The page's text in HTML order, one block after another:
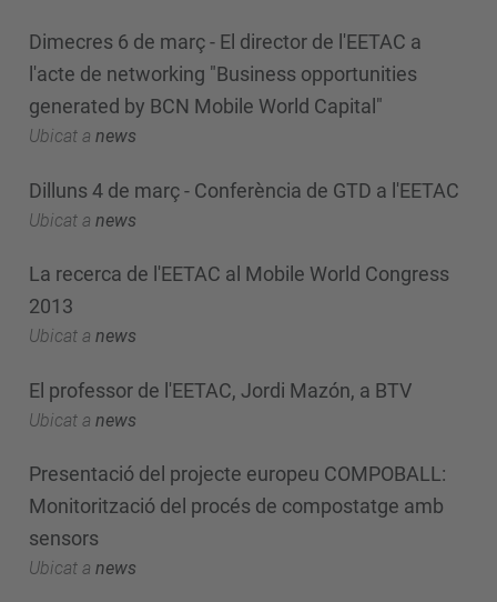
Dimecres 6 de març - El director de l'EETAC a
l'acte de networking "Business opportunities
generated by BCN Mobile World Capital"
Ubicat a news
Dilluns 4 de març - Conferència de GTD a l'EETAC
Ubicat a news
La recerca de l'EETAC al Mobile World Congress
2013
Ubicat a news
El professor de l'EETAC, Jordi Mazón, a BTV
Ubicat a news
Presentació del projecte europeu COMPOBALL:
Monitorització del procés de compostatge amb
sensors
Ubicat a news